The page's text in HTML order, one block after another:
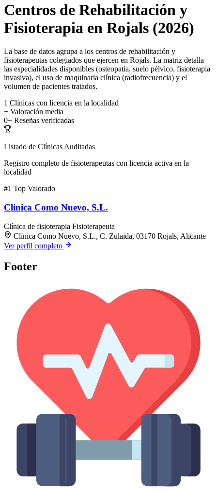
Centros de Rehabilitación y
Fisioterapia en Rojals (2026)
La base de datos agrupa a los centros de rehabilitación y
fisioterapeutas colegiados que ejercen en Rojals. La matriz detalla
las especialidades disponibles (osteopatía, suelo pélvico, fisioterapia
invasiva), el uso de maquinaria clínica (radiofrecuencia) y el
volumen de pacientes tratados.
1 Clínicas con licencia en la localidad
+ Valoración media
0+ Reseñas verificadas
Listado de Clínicas Auditadas
Registro completo de fisioterapeutas con licencia activa en la
localidad
#1 Top Valorado
Clínica Como Nuevo, S.L.
Clínica de fisioterapia Fisioterapeuta
Clínica Como Nuevo, S.L., C. Zulaida, 03170 Rojals, Alicante
Ver perfil completo
Footer